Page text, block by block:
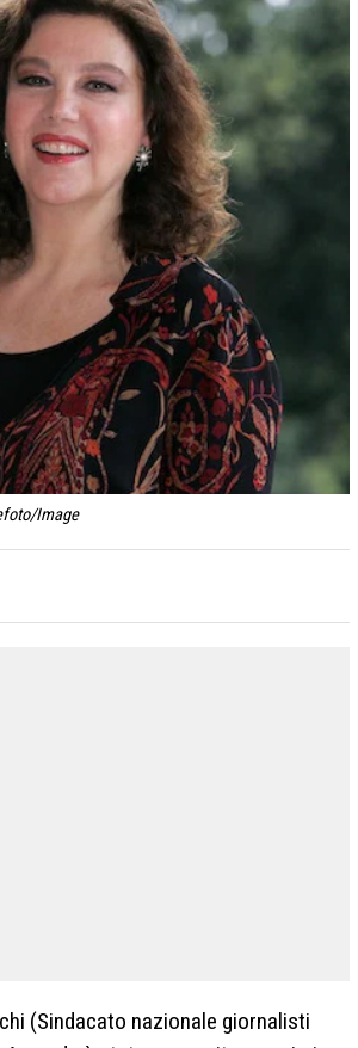
Image
(Sindacato nazionale giornalisti